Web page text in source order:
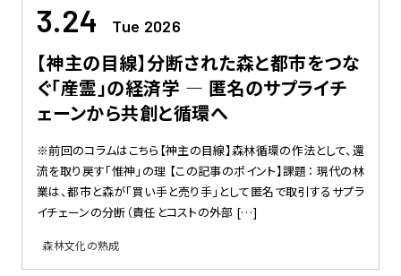
3.24 Tue 2026
【神主の目線】分断された森と都市をつな
ぐ「産霊」の経済学 — 匿名のサプライチ
ェーンから共創と循環へ
※前回のコラムはこちら【神主の目線】森林循環の作法として、還
流を取り戻す「惟神」の理 【この記事のポイント】課題： 現代の林
業は、都市と森が「買い手と売り手」として匿名で取引するサプラ
イチェーンの分断（責任とコストの外部 […]
森林文化の熟成